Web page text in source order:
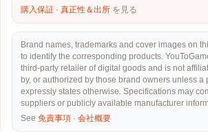
購入保証 · 真正性＆出所 を見る
Brand names, trademarks and cover images on
to identify the corresponding products.
third-party retailer of digital goods and is not
by, or authorized by those brand owners unless a
expressly states otherwise. Specifications may
suppliers or publicly available manufacturer
See 免責事項 · 会社概要